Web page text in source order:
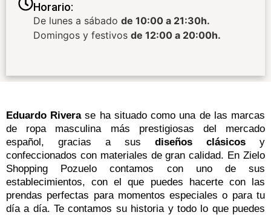
Horario:
De lunes a sábado de 10:00 a 21:30h.
Domingos y festivos de 12:00 a 20:00h.
Eduardo Riverase ha situado como una de las marcas
de ropa masculina más prestigiosas del mercado
español, gracias a sus diseños clásicos y
confeccionados con materiales de gran calidad. En Zielo
Shopping Pozuelo contamos con uno de sus
establecimientos, con el que puedes hacerte con las
prendas perfectas para momentos especiales o para tu
día a día. Te contamos su historia y todo lo que puedes